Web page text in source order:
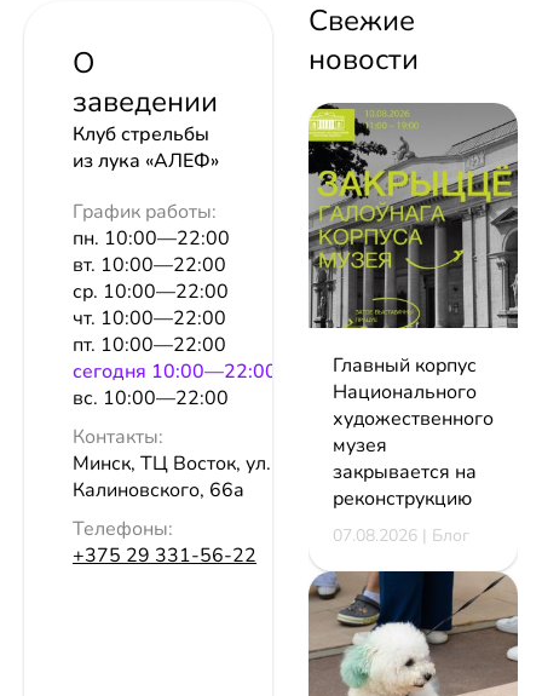
О
заведении
Клуб стрельбы
из лука «АЛЕФ»
График работы:
пн. 10:00—22:00
вт. 10:00—22:00
ср. 10:00—22:00
чт. 10:00—22:00
пт. 10:00—22:00
сeгодня 10:00—22:00
вс. 10:00—22:00
Контакты:
Минск, ТЦ Восток, ул.
Калиновского, 66а
Телефоны:
+375 29 331-56-22
Свежие
новости
Главный корпус
Национального
художественного
музея
закрывается на
реконструкцию
07.08.2026 | Блог